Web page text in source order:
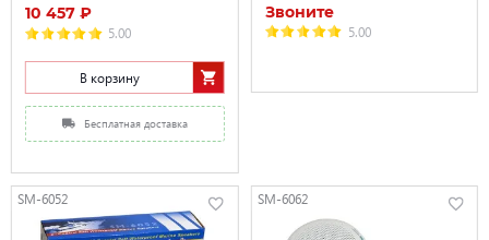
10 457 ₽
5.00
В корзину
Бесплатная доставка
Звоните
5.00
SM-6052 SM-6062